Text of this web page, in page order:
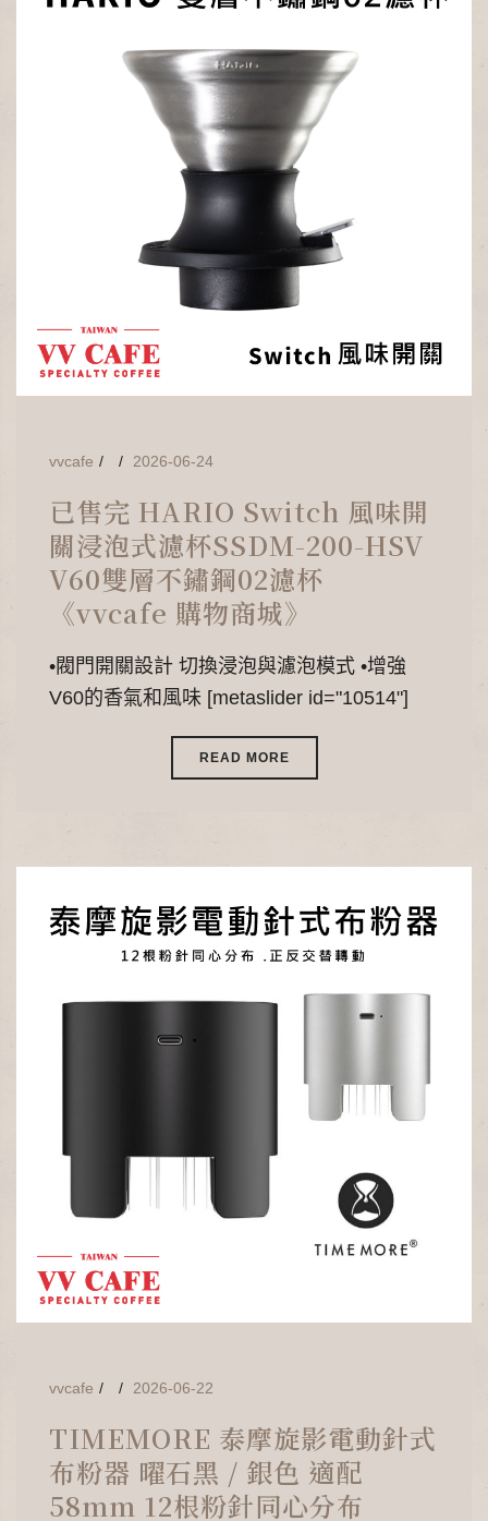
vvcafe 2026-06-24
已售完 HARIO Switch 風味開
關浸泡式濾杯SSDM-200-HSV
V60雙層不鏽鋼02濾杯
《vvcafe 購物商城》
•閥門開關設計 切換浸泡與濾泡模式 •增強
V60的香氣和風味 [metaslider id="10514"]
READ MORE
vvcafe 2026-06-22
TIMEMORE 泰摩旋影電動針式
布粉器 曜石黑 / 銀色 適配
58mm 12根粉針同心分布